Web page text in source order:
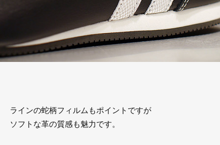
ラインの蛇柄フィルムもポイントですが
ソフトな革の質感も魅力です。